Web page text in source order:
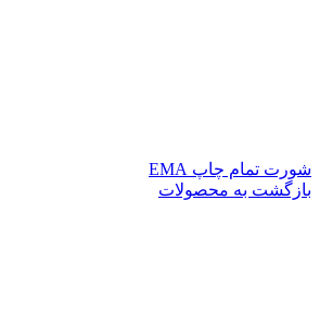
شورت تمام چاپ EMA
بازگشت به محصولات